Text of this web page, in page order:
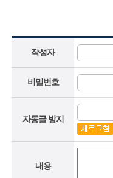
작성자
비밀번호
자동글 방지
내용